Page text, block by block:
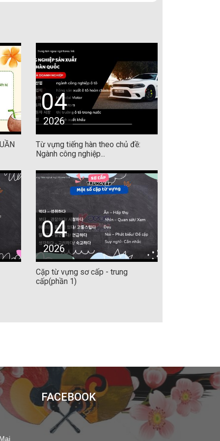
04
2026
Từ vựng tiếng hàn theo chủ đề:
Ngành công nghiệp...
04
2026
Cặp từ vựng sơ cấp - trung
cấp(phần 1)
FACEBOOK